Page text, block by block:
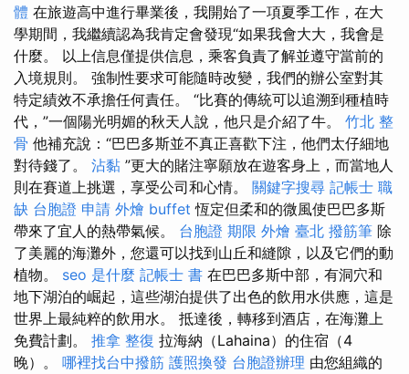
體 在旅遊高中進行畢業後，我開始了一項夏季工作，在大
學期間，我繼續認為我肯定會發現“如果我會大大，我會是
什麼。 以上信息僅提供信息，乘客負責了解並遵守當前的
入境規則。 強制性要求可能隨時改變，我們的辦公室對其
特定績效不承擔任何責任。 “比賽的傳統可以追溯到種植時
代，”一個陽光明媚的秋天人說，他只是介紹了牛。 竹北 整
骨 他補充說：“巴巴多斯並不真正喜歡下注，他們太仔細地
對待錢了。 沾黏 ”更大的賭注寧願放在遊客身上，而當地人
則在賽道上挑選，享受公司和心情。 關鍵字搜尋 記帳士 職
缺 台胞證 申請 外燴 buffet 恆定但柔和的微風使巴巴多斯
帶來了宜人的熱帶氣候。 台胞證 期限 外燴 臺北 撥筋筆 除
了美麗的海灘外，您還可以找到山丘和縫隙，以及它們的動
植物。 seo 是什麼 記帳士 書 在巴巴多斯中部，有洞穴和
地下湖泊的崛起，這些湖泊提供了出色的飲用水供應，這是
世界上最純粹的飲用水。 抵達後，轉移到酒店，在海灘上
免費計劃。 推拿 整復 拉海納（Lahaina）的住宿（4
晚）。 哪裡找台中撥筋 護照換發 台胞證辦理 由您組織的